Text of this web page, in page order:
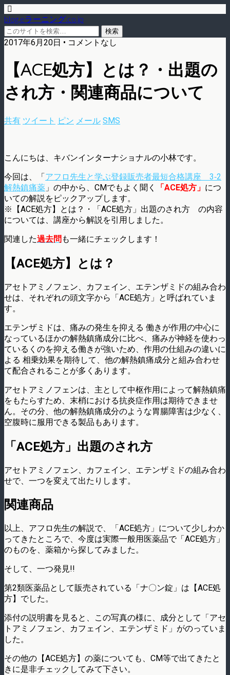
blog.eラーニング.co.jp
2017年6月20日 • コメントなし
【ACE処方】とは？・出題の
され方・関連商品について
共有 ツイート ピン メール SMS
こんにちは、キバンインターナショナルの小林です。
今回は、「アフロ先生と学ぶ登録販売者最短合格講座 3‐2
解熱鎮痛薬 」の中から、CMでもよく聞く 「ACE処方」 につ
いての解説をピックアップします。
※【ACE処方】とは？・「ACE処方」出題のされ方 の内容
については、講座から解説を引用しました。
関連した過去問 も一緒にチェックします！
【ACE処方】とは？
アセトアミノフェン、カフェイン、エテンザミドの組み合わ
せは、それぞれの頭文字から「ACE処方」と呼ばれていま
す。
エテンザミドは、痛みの発生を抑える 働きが作用の中心に
なっているほかの解熱鎮痛成分に比べ、痛みが神経を使わっ
ているくのを抑える働きが強いため、作用の仕組みの違いに
よる 相乗効果を期待して、他の解熱鎮痛成分と組み合わせ
て配合されることが多くあります。
アセトアミノフェンは、主として中枢作用によって解熱鎮痛
をもたらすため、末梢における抗炎症作用は期待できませ
ん。その分、他の解熱鎮痛成分のような胃腸障害は少なく、
空腹時に服用できる製品もあります。
「ACE処方」出題のされ方
アセトアミノフェン、カフェイン、エテンザミドの組み合わ
せで、一つを変えて出たりします。
関連商品
以上、アフロ先生の解説で、「ACE処方」について少しわか
ってきたところで、今度は実際一般用医薬品で「ACE処方」
のものを、薬箱から探してみました。
そして、一つ発見!!
第2類医薬品として販売されている「ナ〇ン錠」は【ACE処
方】でした。
添付の説明書を見ると、この写真の様に、成分として「アセ
トアミノフェン、カフェイン、エテンザミド」がのっていま
した。
その他の【ACE処方】の薬についても、CM等で出てきたと
きに是非チェックしてみて下さい。